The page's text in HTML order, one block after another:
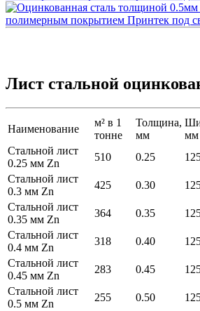
Лист стальной
Наименование
м² в 1
тонне
Толщина,
мм
мм
Стальной лист
0.25 мм Zn
510 0.25
Стальной лист
0.3 мм Zn
425 0.30
Стальной лист
0.35 мм Zn
364 0.35
Стальной лист
0.4 мм Zn
318 0.40
Стальной лист
0.45 мм Zn
283 0.45
Стальной лист
0.5 мм Zn
255 0.50